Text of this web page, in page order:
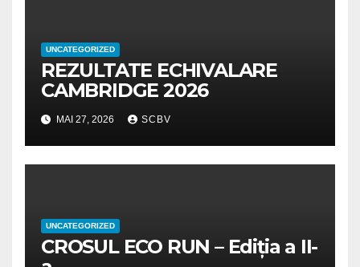
UNCATEGORIZED
REZULTATE ECHIVALARE
CAMBRIDGE 2026
MAI 27, 2026 SCBV
UNCATEGORIZED
CROSUL ECO RUN – Ediția a II-